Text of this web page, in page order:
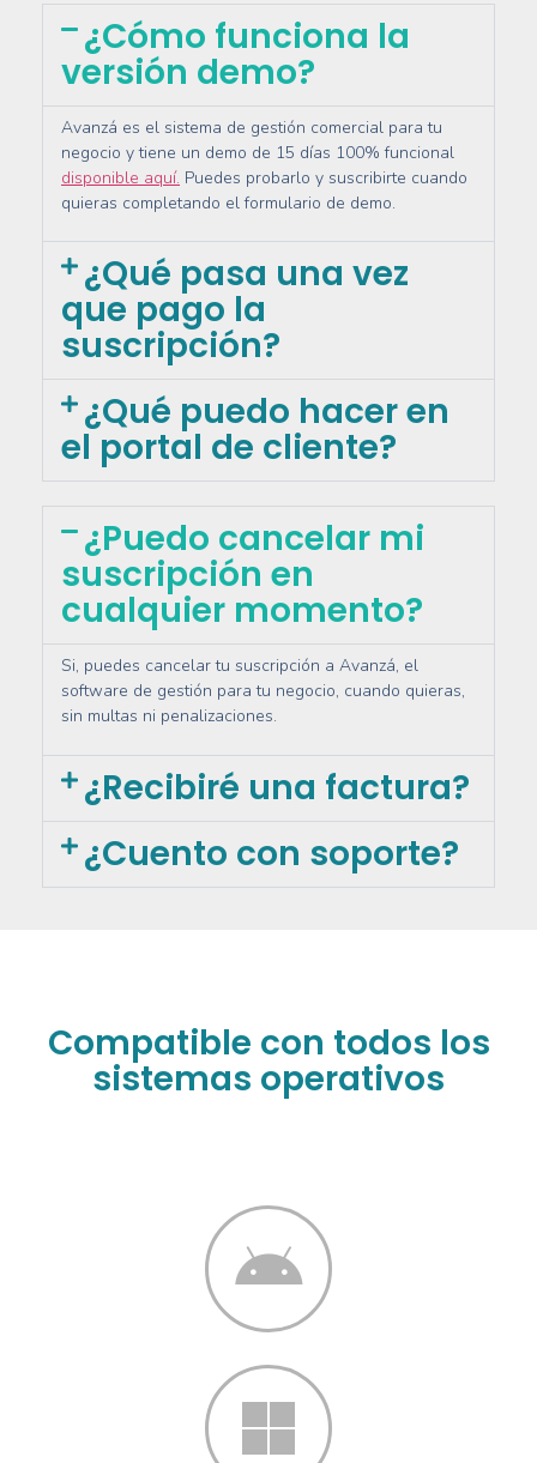
¿Cómo funciona la
versión demo?
Avanzá es el sistema de gestión comercial para tu
negocio y tiene un demo de 15 días 100% funcional
disponible aquí. Puedes probarlo y suscribirte cuando
quieras completando el formulario de demo.
¿Qué pasa una vez
que pago la
suscripción?
¿Qué puedo hacer en
el portal de cliente?
¿Puedo cancelar mi
suscripción en
cualquier momento?
Si, puedes cancelar tu suscripción a Avanzá, el
software de gestión para tu negocio, cuando quieras,
sin multas ni penalizaciones.
¿Recibiré una factura?
¿Cuento con soporte?
Compatible con todos los
sistemas operativos